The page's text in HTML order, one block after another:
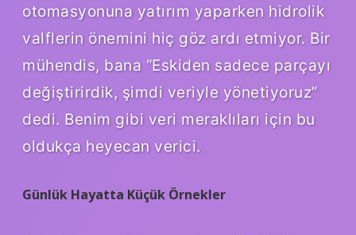
otomasyonuna yatırım yaparken hidrolik
valflerin önemini hiç göz ardı etmiyor. Bir
mühendis, bana “Eskiden sadece parçayı
değiştirirdik, şimdi veriyle yönetiyoruz”
dedi. Benim gibi veri meraklıları için bu
oldukça heyecan verici.
Günlük Hayatta Küçük Örnekler